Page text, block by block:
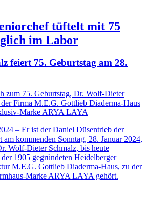
tüftelt mit 75
im Labor
feiert 75. Geburtstag am 28.
zum 75. Geburtstag, Dr. Wolf-Dieter
der Firma M.E.G. Gottlieb Diaderma-Haus
Marke ARYA LAYA
– Er ist der Daniel Düsentrieb der
kommenden Sonntag, 28. Januar 2024,
Wolf-Dieter Schmalz, bis heute
1905 gegründeten Heidelberger
M.E.G. Gottlieb Diaderma-Haus, zu der
Marke ARYA LAYA gehört.